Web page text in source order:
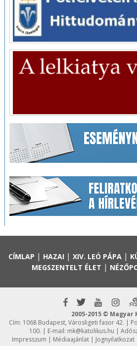
CÍMLAP | HAZAI | XIV. LEÓ PÁPA|
MEGSZENTELT ÉLET |
2005-2015 © Magyar
Cím: 1068 Budapest, Városligeti fasor 42. |
100. | E-mail: mk@katolikus.hu |
Impresszum | Médiaajánlat | Jognyilatkozat